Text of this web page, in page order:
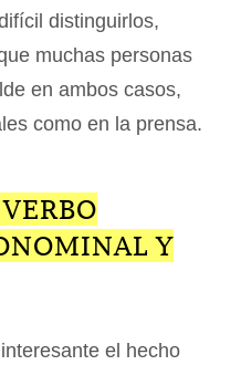
distinguirlos,
muchas personas
en ambos casos,
como en la prensa.
Y
el hecho